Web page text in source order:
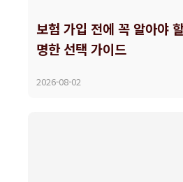
보험 가입 전에 꼭 알아야
명한 선택 가이드
2026-08-02